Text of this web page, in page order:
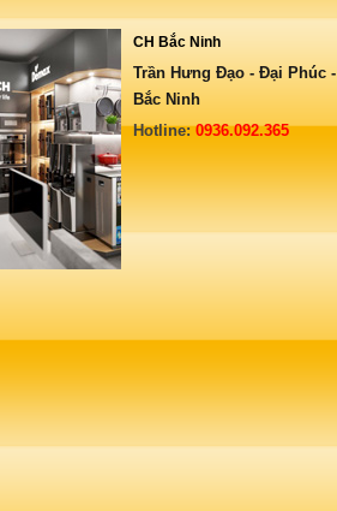
CH Bắc Ninh
Trần Hưng Đạo - Đại Phúc -
Bắc Ninh
Hotline:0936.092.365